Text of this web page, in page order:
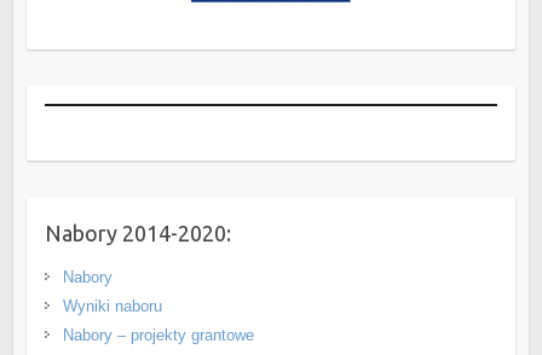
Nabory 2014-2020:
Nabory
Wyniki naboru
Nabory – projekty grantowe